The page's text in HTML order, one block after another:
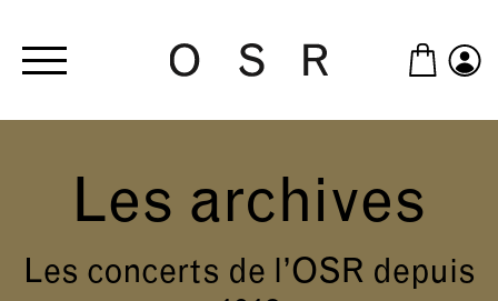
Les archives
Les concerts de l’OSR depuis